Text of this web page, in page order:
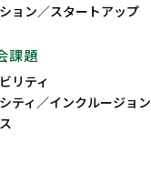
ョン／スタートアップ
課題
リティ
ティ／インクルージョン